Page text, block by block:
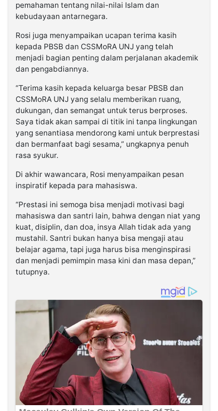
pemahaman tentang nilai-nilai Islam dan
kebudayaan antarnegara.
Rosi juga menyampaikan ucapan terima kasih
kepada PBSB dan CSSMoRA UNJ yang telah
menjadi bagian penting dalam perjalanan akademik
dan pengabdiannya.
“Terima kasih kepada keluarga besar PBSB dan
CSSMoRA UNJ yang selalu memberikan ruang,
dukungan, dan semangat untuk terus berproses.
Saya tidak akan sampai di titik ini tanpa lingkungan
yang senantiasa mendorong kami untuk berprestasi
dan bermanfaat bagi sesama,” ungkapnya penuh
rasa syukur.
Di akhir wawancara, Rosi menyampaikan pesan
inspiratif kepada para mahasiswa.
“Prestasi ini semoga bisa menjadi motivasi bagi
mahasiswa dan santri lain, bahwa dengan niat yang
kuat, disiplin, dan doa, insya Allah tidak ada yang
mustahil. Santri bukan hanya bisa mengaji atau
belajar agama, tapi juga harus bisa menginspirasi
dan menjadi pemimpin masa kini dan masa depan,”
tutupnya.